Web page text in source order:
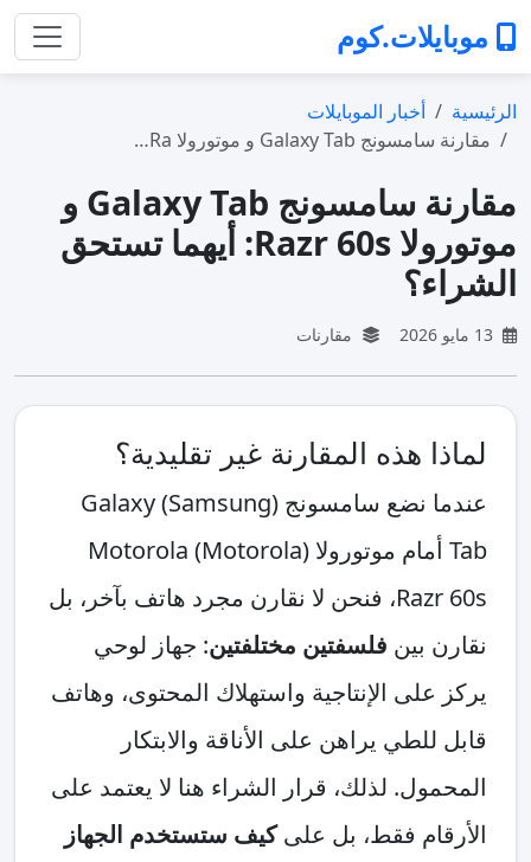
موبايلات.كوم
الرئيسية
أخبار الموبايلات
مقارنة سامسونج Galaxy Tab و موتورولا Ra…
مقارنة سامسونج Galaxy Tab و
موتورولا Razr 60s: أيهما تستحق
الشراء؟
مقارنات
لماذا هذه المقارنة غير تقليدية؟
عندما نضع سامسونج (Samsung) Galaxy
Tab أمام موتورولا (Motorola) Motorola
Razr 60s، فنحن لا نقارن مجرد هاتف بآخر، بل
نقارن بين فلسفتين مختلفتين: جهاز لوحي
يركز على الإنتاجية واستهلاك المحتوى، وهاتف
قابل للطي يراهن على الأناقة والابتكار
المحمول. لذلك، قرار الشراء هنا لا يعتمد على
الأرقام فقط، بل علىكيف ستستخدم الجهاز